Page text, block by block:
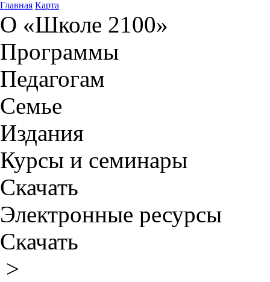
Главная Карта
О «Школе 2100»
Программы
Педагогам
Семье
Издания
Курсы и семинары
Скачать
Электронные ресурсы
Скачать
>